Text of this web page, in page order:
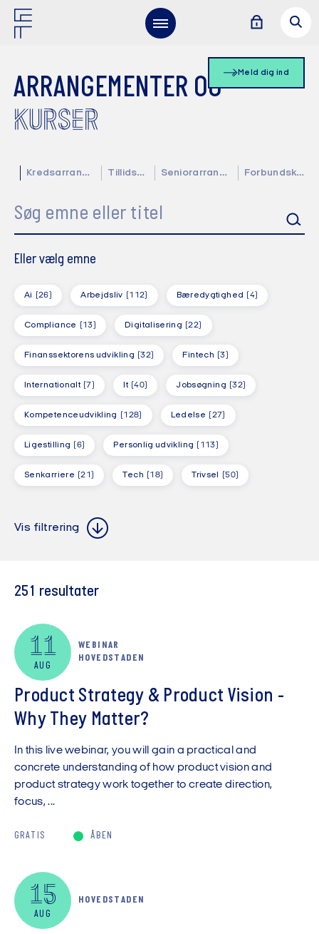
Meld dig ind
ARRANGEMENTER OG
KURSER
Kredsarrangementer Tillidsvalgte Seniorarrangementer Forbundskalender
Søg emne eller titel
Eller vælg emne
Ai (26) Arbejdsliv (112) Bæredygtighed (4)
Compliance (13) Digitalisering (22)
Finanssektorens udvikling (32) Fintech (3)
Internationalt (7) It (40) Jobsøgning (32)
Kompetenceudvikling (128) Ledelse (27)
Ligestilling (6) Personlig udvikling (113)
Senkarriere (21) Tech (18) Trivsel (50)
Alle steder
Vis kun digitale arrangementer
Vis filtrering
251 resultater
11
AUG
WEBINAR
HOVEDSTADEN
Product Strategy & Product Vision -
Why They Matter?
In this live webinar, you will gain a practical and
concrete understanding of how product vision and
product strategy work together to create direction,
focus, ...
GRATIS ÅBEN
15
AUG
HOVEDSTADEN